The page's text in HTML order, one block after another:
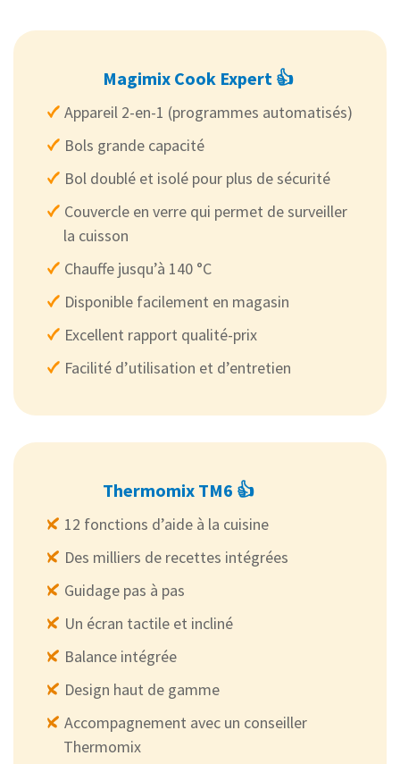
Magimix Cook Expert 👍
Appareil 2-en-1 (programmes automatisés)
Bols grande capacité
Bol doublé et isolé pour plus de sécurité
Couvercle en verre qui permet de surveiller
la cuisson
Chauffe jusqu’à 140 °C
Disponible facilement en magasin
Excellent rapport qualité-prix
Facilité d’utilisation et d’entretien
Thermomix TM6 👍
12 fonctions d’aide à la cuisine
Des milliers de recettes intégrées
Guidage pas à pas
Un écran tactile et incliné
Balance intégrée
Design haut de gamme
Accompagnement avec un conseiller
Thermomix